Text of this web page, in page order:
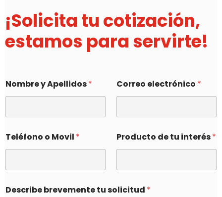
¡Solicita tu cotización,
estamos para servirte!
Nombre y Apellidos* Correo electrónico *
Teléfono o Movil * Producto de tu interés*
Describe brevemente tu solicitud *